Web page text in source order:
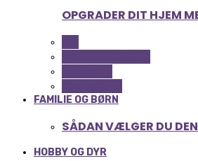
OPGRADER DIT HJEM
FAMILIE OG BØRN
SÅDAN VÆLGER DU
HOBBY OG DYR